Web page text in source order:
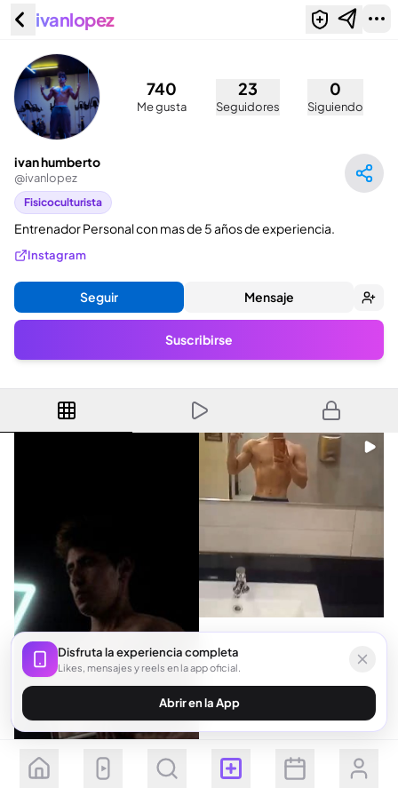
ivan humberto (@ivanlopez)
ivanlopez
740
Me gusta
23
Seguidores
0
Siguiendo
ivan humberto
@ivanlopez
Fisicoculturista
Entrenador Personal con mas de 5 años de experiencia.
Instagram
Seguir Mensaje
Suscribirse
Seguir Suscribirse
Disfruta la experiencia completa
Likes, mensajes y reels en la app oficial.
Abrir en la App